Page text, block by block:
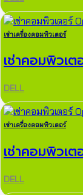
เช่าเครื่องคอมพิวเตอร์
เช่าคอมพิวเ
DELL
เช่าเครื่องคอมพิวเตอร์
เช่าคอมพิวเ
DELL